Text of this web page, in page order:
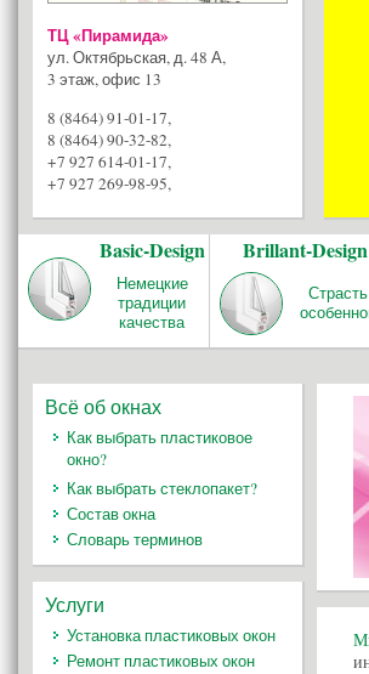
ТЦ «Пирамида»
ул. Октябрьская, д. 48 А,
3 этаж, офис 13
8 (8464) 91-01-17,
8 (8464) 90-32-82,
+7 927 614-01-17,
+7 927 269-98-95,
Basic-Design
Немецкие
традиции
качества
Brillant-Design
Всё об окнах
Как выбрать пластиковое
окно?
Как выбрать стеклопакет?
Состав окна
Словарь терминов
Услуги
Установка пластиковых окон
Ремонт пластиковых окон